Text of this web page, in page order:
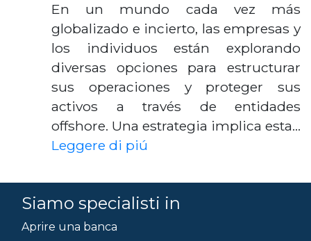
En un mundo cada vez más
globalizado e incierto, las empresas y
los individuos están explorando
diversas opciones para estructurar
sus operaciones y proteger sus
activos a través de entidades
offshore. Una estrategia implica esta…
Leggere di piú
Siamo specialisti in
Aprire una banca